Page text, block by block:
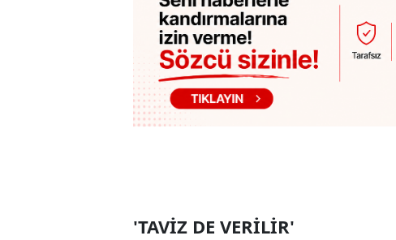
'TAVİZ DE VERİLİR'